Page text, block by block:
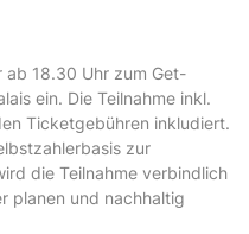
ab 18.30 Uhr zum Get-
ein. Die Teilnahme inkl.
Ticketgebühren inkludiert.
zur
die Teilnahme verbindlich
planen und nachhaltig